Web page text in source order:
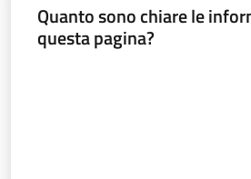
Quanto sono chiare le
questa pagina?